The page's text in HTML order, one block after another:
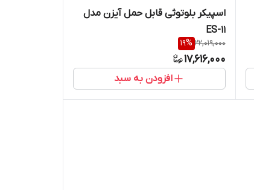
اسپیکر بلوتوثی قابل حمل آیزن مدل
ES-11
22,019,000
19%
17,616,000
افزودن به سبد